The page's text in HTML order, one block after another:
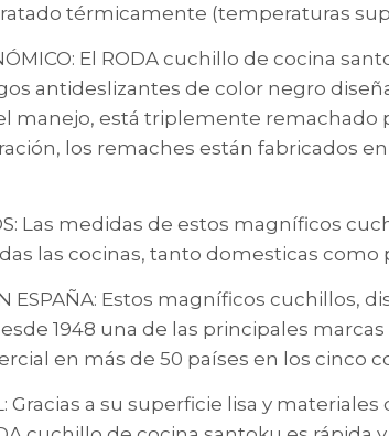
térmicamente (temperaturas
El RODA cuchillo de cocina
antideslizantes de color negro
manejo, está triplemente remachado
los remaches están fabricados
Las medidas de estos magníficos
las cocinas, tanto domesticas como
ESPAÑA: Estos magníficos cuchillos,
1948 una de las principales
en más de 50 países en los cinco
Gracias a su superficie lisa y